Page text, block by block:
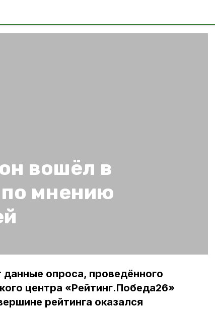
вошёл в
мнению
опроса, проведённого
центра «Рейтинг.Победа26»
рейтинга оказался